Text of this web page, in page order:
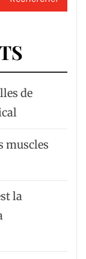
de
muscles
la